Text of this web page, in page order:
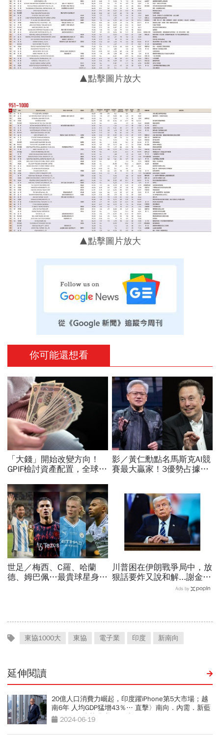
▲點擊圖片放大
▲點擊圖片放大
你可能還想看
「大錢」開始改變方向！
GPIF檢討資產配置，全球資
影／黃仁勳點名馬斯克AI競
賽最大贏家！3優勢占據重
世足／梅西、C羅、哈蘭
德、姆巴佩…最貴球星身價
川普困在伊朗戰爭局中，放
狠話要炸又說和解...謝金河
揭伊朗權力結構：制度決定
Ads by
東協1000大 東協 電子業 印度 新南向
延伸閱讀
20億人口消費力崛起，印度躍iPhone第5大市場；越
南6年 人均GDP猛增43％… 直擊〉南向．內需．新藍
海 2024年東協台商1000大
2024-06-19